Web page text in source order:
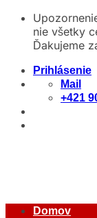
Skip
content
nie všetky
Ďakujeme
Prihlásenie
Mail
+421
Domov